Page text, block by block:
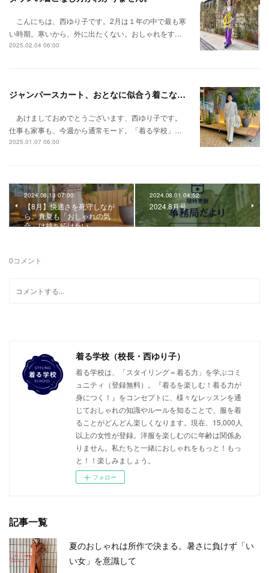
こんにちは、西ゆり子です。2月は１年の中で最も寒
い時期。寒いから、外に出たくない。おしゃれをす…
2025.02.04 06:00
ジャンパースカート、おとなに似合う着こなし方は？
あけましておめでとうございます、西ゆり子です。
仕事も家事も、今週から通常モード。「着る学校」…
2025.01.07 06:00
2024.08.13 07:00
【8月】快適さを死守しなが
ら、真夏も「おしゃれの気
合」は持ち続けたい
2024.08.01 04:52
2024.8月号
0コメント
着る学校（校長・西ゆり子）
着る学校は、「スタイリング＝着る力」を学ぶコミ
ュニティ（登録無料）。『着るを楽しむ！着る力が
身につく！』をコンセプトに、様々なレッスンを通
じておしゃれの知識やルールを知ることで、服を着
ることがどんどん楽しくなります。現在、15,000人
以上の女性が登録。洋服を楽しむのに年齢は関係あ
りません。私たちと一緒におしゃれをもっと！もっ
と！！楽しみましょう。
フォロー
記事一覧
夏のおしゃれは所作で決まる。暑さに負けず「い
い女」を意識して